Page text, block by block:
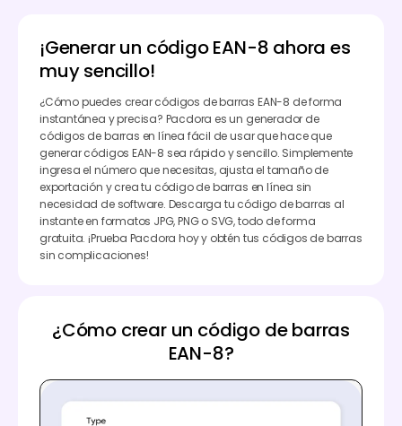
¡Generar un código EAN-8 ahora es
muy sencillo!
¿Cómo puedes crear códigos de barras EAN-8 de forma
instantánea y precisa? Pacdora es un generador de
códigos de barras en línea fácil de usar que hace que
generar códigos EAN-8 sea rápido y sencillo. Simplemente
ingresa el número que necesitas, ajusta el tamaño de
exportación y crea tu código de barras en línea sin
necesidad de software. Descarga tu código de barras al
instante en formatos JPG, PNG o SVG, todo de forma
gratuita. ¡Prueba Pacdora hoy y obtén tus códigos de barras
sin complicaciones!
¿Cómo crear un código de barras
EAN-8?